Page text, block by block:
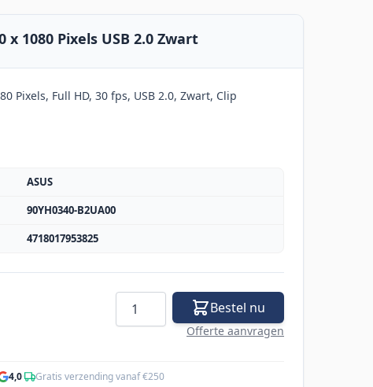
x 1080 Pixels USB 2.0 Zwart
Pixels, Full HD, 30 fps, USB 2.0, Zwart, Clip
ASUS
90YH0340-B2UA00
4718017953825
Aantal Bestel nu
Offerte aanvragen
4,0· Gratis verzending vanaf €250